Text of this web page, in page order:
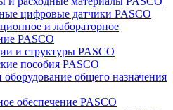
цифровые датчики PASCO
и лабораторное
PASCO
и структуры PASCO
пособия PASCO
общего назначения
обеспечение PASCO